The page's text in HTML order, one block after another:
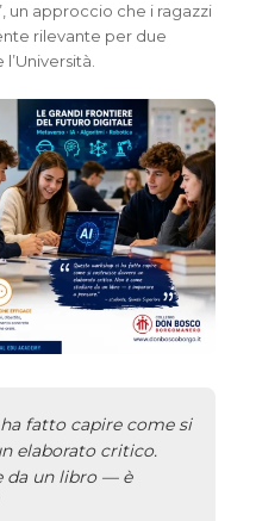
un approccio che i ragazzi
rilevante per due
fatto capire come si
elaborato critico.
da un libro — è